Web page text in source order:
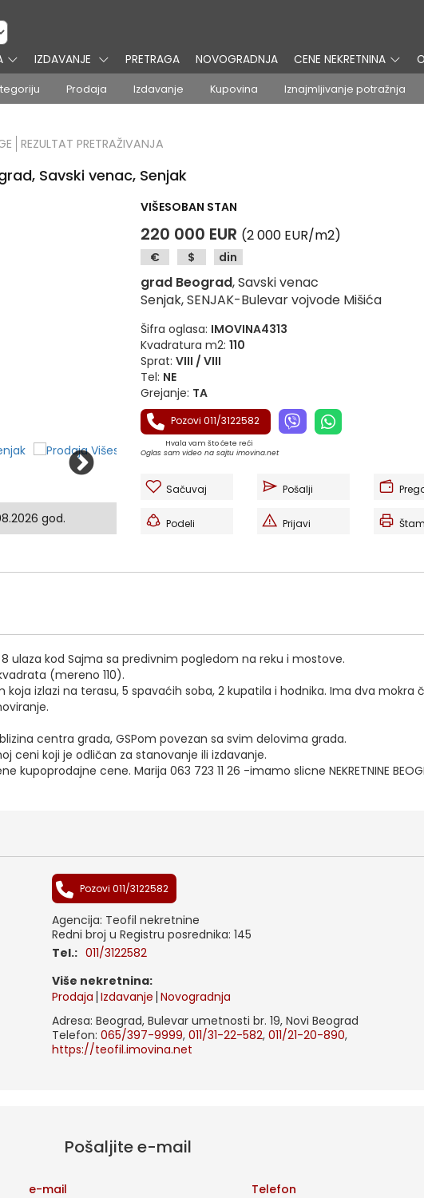
IZDAVANJE PRETRAGA NOVOGRADNJA CENE NEKRETNINA
Prodaja Izdavanje Kupovina Iznajmljivanje potražnja
REZULTAT PRETRAŽIVANJA
Savski venac, Senjak
god.
VIŠESOBAN STAN
220 000 EUR (2 000 EUR/m2)
€ $ din
grad Beograd, Savski venac
Senjak, SENJAK-Bulevar vojvode Mišića
Šifra oglasa: IMOVINA4313
Kvadratura m2: 110
Sprat: VIII / VIII
Tel: NE
Grejanje: TA
Pozovi 011/3122582
Hvala vam što ćete reći
Oglas sam video na sajtu imovina.net
Sačuvaj Pošalji
Podeli Prijavi
ulaza kod Sajma sa predivnim pogledom na reku i mostove.
(mereno 110).
koja izlazi na terasu, 5 spavaćih soba, 2 kupatila i hodnika. Ima dva mokra
centra grada, GSPom povezan sa svim delovima grada.
ceni koji je odličan za stanovanje ili izdavanje.
kupoprodajne cene. Marija 063 723 11 26 -imamo slicne NEKRETNINE
Pozovi 011/3122582
Agencija: Teofil nekretnine
Redni broj u Registru posrednika: 145
tel.: 011/3122582
Više nekretnina:
Prodaja Izdavanje Novogradnja
Adresa: Beograd, Bulevar umetnosti br. 19, Novi Beograd
Telefon: 065/397-9999, 011/31-22-582, 011/21-20-890,
https://teofil.imovina.net
Pošaljite e-mail
e-mail Telefon